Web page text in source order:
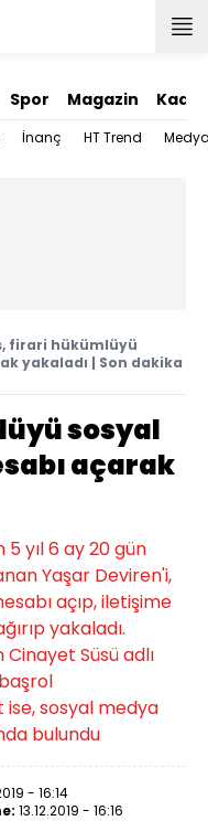
Spor Magazin Kadın
İnanç HT Trend
firari hükümlüyü
yakaladı | Son dakika
sosyal
açarak
yıl 6 ay 20 gün
Yaşar Deviren'i,
açıp, iletişime
yakaladı.
Süsü adlı
ise, sosyal medya
bulundu
- 16:14
13.12.2019 - 16:16